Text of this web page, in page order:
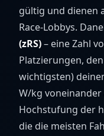
gültig und dienen
Race-Lobbys.
(zRS)– eine Zahl
Platzierungen,
wichtigsten)
W/kg
Hochstufung der
die die meisten